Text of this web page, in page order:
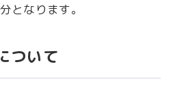
となります。
ついて